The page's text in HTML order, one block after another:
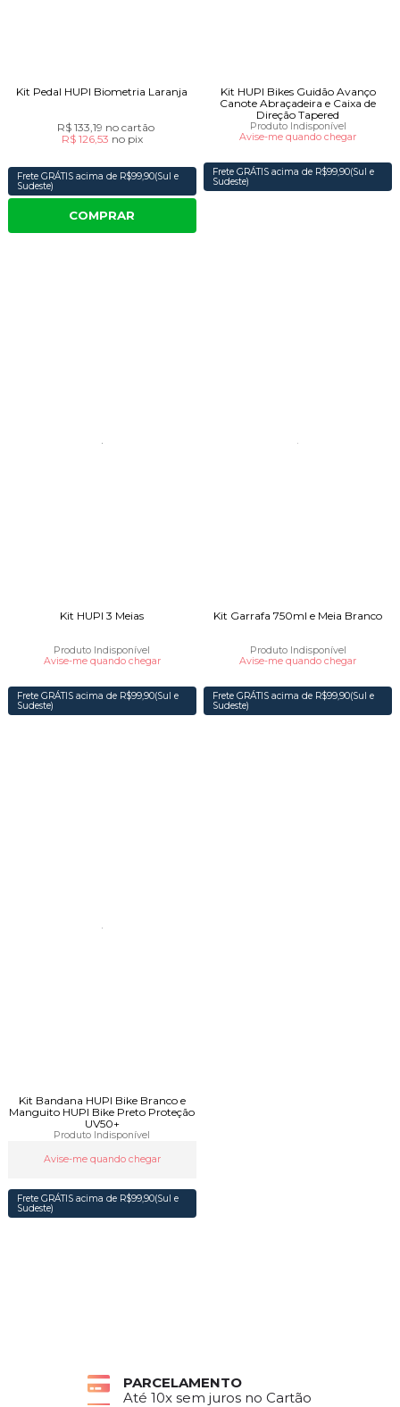
Kit Pedal HUPI Biometria Laranja
R$ 133,19 no cartão
R$ 126,53 no pix
Frete GRÁTIS acima de R$99,90(Sul e
Sudeste)
COMPRAR
Kit HUPI Bikes Guidão Avanço
Canote Abraçadeira e Caixa de
Direção Tapered
Produto Indisponível
Avise-me quando chegar
Frete GRÁTIS acima de R$99,90(Sul e
Sudeste)
Kit HUPI 3 Meias
Produto Indisponível
Avise-me quando chegar
Frete GRÁTIS acima de R$99,90(Sul e
Sudeste)
Kit Garrafa 750ml e Meia Branco
Produto Indisponível
Avise-me quando chegar
Frete GRÁTIS acima de R$99,90(Sul e
Sudeste)
Kit Bandana HUPI Bike Branco e
Manguito HUPI Bike Preto Proteção
UV50+
Produto Indisponível
Avise-me quando chegar
Frete GRÁTIS acima de R$99,90(Sul e
Sudeste)
PARCELAMENTO
Até 10x sem juros no Cartão